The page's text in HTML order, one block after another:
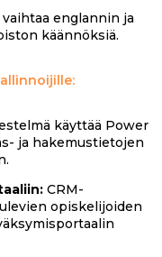
englannin ja
käännöksiä.
käyttää Power
ja hakemustietojen
CRM-
opiskelijoiden